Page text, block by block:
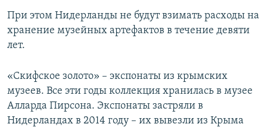
ПОБЕДИТЕЛЕЙ НЕ СУДЯТ?
КРЫМ.НЕПОКОРЕННЫЙ
ELIFBE
УКРАИНСКАЯ ПРОБЛЕМА КРЫМА
ПРИСОЕДИНЯЙТЕСЬ!
Все сайты RFE/RL
При этом Нидерланды не будут взимать расходы на
хранение музейных артефактов в течение девяти
лет.
«Скифское золото» – экспонаты из крымских
музеев. Все эти годы коллекция хранилась в музее
Алларда Пирсона. Экспонаты застряли в
Нидерландах в 2014 году – их вывезли из Крыма